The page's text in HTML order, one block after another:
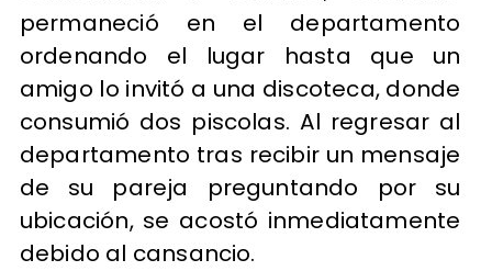
permaneció en el departamento
ordenando el lugar hasta que un
amigo lo invitó a una discoteca, donde
consumió dos piscolas. Al regresar al
departamento tras recibir un mensaje
de su pareja preguntando por su
ubicación, se acostó inmediatamente
debido al cansancio.